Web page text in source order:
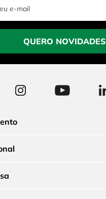
QUERO NOVIDADES